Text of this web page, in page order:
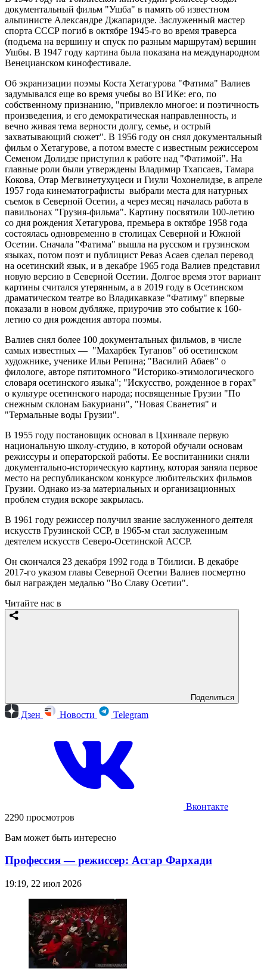
документальный фильм "Ушба" в память об известном
альпинисте Александре Джапаридзе. Заслуженный мастер
спорта СССР погиб в октябре 1945-го во время траверса
(подъема на вершину и спуск по разным маршрутам) вершин
Ушбы. В 1947 году картина была показана на международном
Венецианском кинофестивале.
Об экранизации поэмы Коста Хетагурова "Фатима" Валиев
задумывался еще во время учебы во ВГИКе: его, по
собственному признанию, "привлекло многое: и поэтичность
произведения, и его демократическая направленность, и
вечно живая тема верности долгу, семье, и острый
захватывающий сюжет". В 1956 году он снял документальный
фильм о Хетагурове, а потом вместе с известным режиссером
Семеном Долидзе приступил к работе над "Фатимой". На
главные роли были утверждены Владимир Тхапсаев, Тамара
Кокова, Отар Мегвинетухуцеси и Гиули Чохонелидзе, в апреле
1957 года кинематографисты выбрали места для натурных
съемок в Северной Осетии, а через месяц началась работа в
павильонах "Грузия-фильма". Картину посвятили 100-летию
со дня рождения Хетагурова, премьера в октябре 1958 года
состоялась одновременно в столицах Северной и Южной
Осетии. Сначала "Фатима" вышла на русском и грузинском
языках, потом поэт и публицист Реваз Асаев сделал перевод
на осетинский язык, и в декабре 1965 года Валиев представил
новую версию в Северной Осетии. Долгое время этот вариант
картины считался утерянным, а в 2019 году в Осетинском
драматическом театре во Владикавказе "Фатиму" впервые
показали в новом дубляже, приурочив это событие к 160-
летию со дня рождения автора поэмы.
Валиев снял более 100 документальных фильмов, в числе
самых известных — "Махарбек Туганов" об осетинском
художнике, ученике Ильи Репина; "Василий Абаев" о
филологе, авторе пятитомного "Историко-этимологического
словаря осетинского языка"; "Искусство, рожденное в горах"
о культуре осетинского народа; посвященные Грузии "По
снежным склонам Бакуриани", "Новая Сванетия" и
"Термальные воды Грузии".
В 1955 году постановщик основал в Цхинвале первую
национальную школу-студию, в которой обучали основам
режиссуры и операторской работы. Ее воспитанники сняли
документально-историческую картину, которая заняла первое
место на республиканском конкурсе любительских фильмов
Грузии. Однако из-за материальных и организационных
проблем студия вскоре закрылась.
В 1961 году режиссер получил звание заслуженного деятеля
искусств Грузинской ССР, в 1965-м стал заслуженным
деятелем искусств Северо-Осетинской АССР.
Он скончался 23 декабря 1992 года в Тбилиси. В декабре
2017-го указом главы Северной Осетии Валиев посмертно
был награжден медалью "Во Славу Осетии".
Читайте нас в
Поделиться
Дзен Новости Telegram
Вконтакте
2290 просмотров
Вам может быть интересно
Профессия — режиссер: Асгар Фархади
19:19, 22 июл 2026